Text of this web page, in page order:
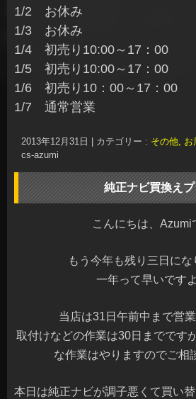
1/2 お休み
1/3 お休み
1/4 初売り10:00～17：00
1/5 初売り10:00～17：00
1/6 初売り10：00～17：00
1/7 通常営業
2013年12月31日 カテゴリー : その他, お
cs-azumi
純正ナビ買換え
こんにちは、
もう今年も残り三日に
一年って早いです
当店は31日午前中まで営
取付けなどの作業は30日までです
な作業はやりますのでご相
本日は純正ナビが調子悪くて買い